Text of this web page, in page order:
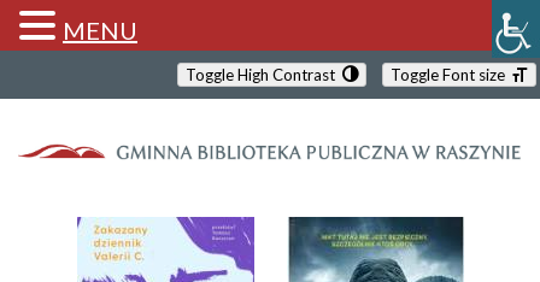
Toggle High Contrast Toggle Font size
MENU